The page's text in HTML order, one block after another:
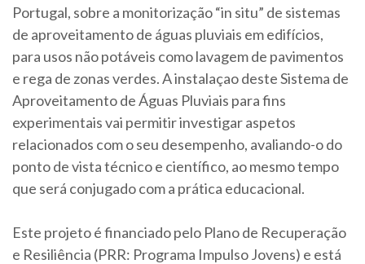
Portugal, sobre a monitorização “in situ” de sistemas
de aproveitamento de águas pluviais em edifícios,
para usos não potáveis como lavagem de pavimentos
e rega de zonas verdes. A instalaçao deste Sistema de
Aproveitamento de Águas Pluviais para fins
experimentais vai permitir investigar aspetos
relacionados com o seu desempenho, avaliando-o do
ponto de vista técnico e científico, ao mesmo tempo
que será conjugado com a prática educacional.
Este projeto é financiado pelo Plano de Recuperação
e Resiliência (PRR: Programa Impulso Jovens) e está